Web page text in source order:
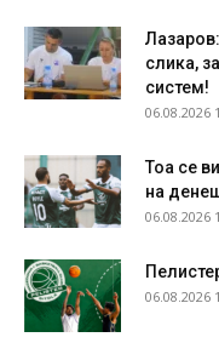
слика,
систем!
06.08.2026
Тоа се
на
06.08.2026
06.08.2026